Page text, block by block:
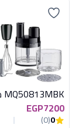
EGP7200
0
(0)